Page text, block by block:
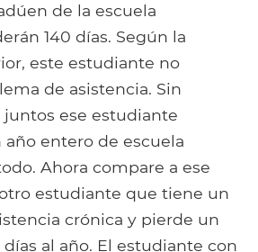
de la escuela
140 días. Según la
este estudiante no
de asistencia. Sin
ese estudiante
año entero de escuela
Ahora compare a ese
estudiante que tiene un
crónica y pierde un
al año. El estudiante con